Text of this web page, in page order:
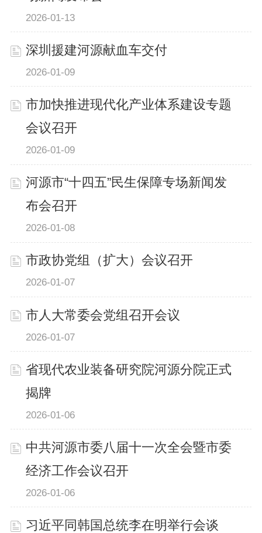
2026-01-13
深圳援建河源献血车交付
2026-01-09
市加快推进现代化产业体系建设专题
会议召开
2026-01-09
河源市“十四五”民生保障专场新闻发
布会召开‌
2026-01-08
市政协党组（扩大）会议召开
2026-01-07
市人大常委会党组召开会议
2026-01-07
省现代农业装备研究院河源分院正式
揭牌
2026-01-06
中共河源市委八届十一次全会暨市委
经济工作会议召开
2026-01-06
习近平同韩国总统李在明举行会谈